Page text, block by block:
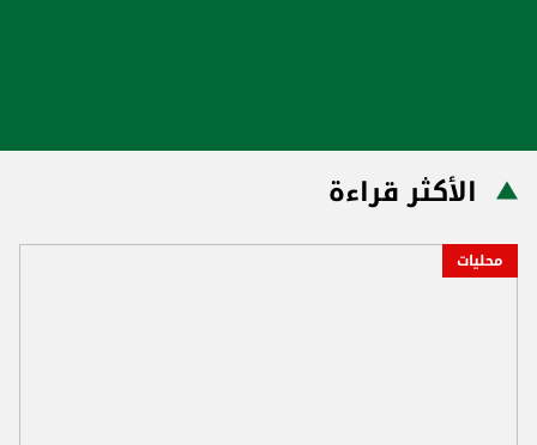
الأكثر قراءة
محليات